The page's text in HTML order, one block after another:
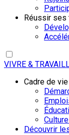
Réussir
VIVRE &
Cadre de
Découvrir